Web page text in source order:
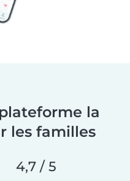
la
les familles
4,7 / 5